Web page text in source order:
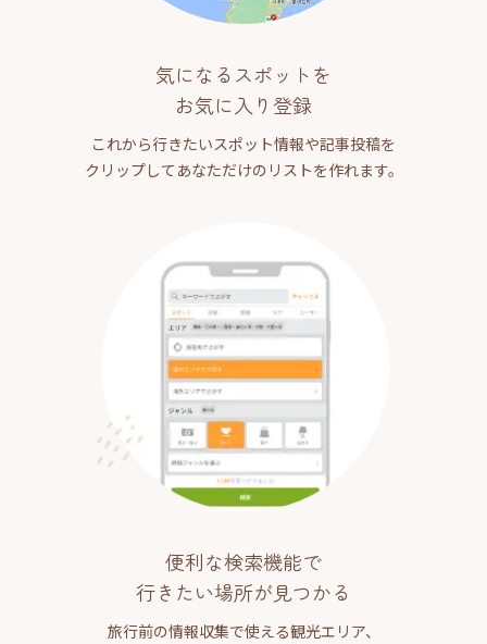
気になるスポットを
お気に入り登録
これから行きたいスポット情報や記事投稿を
クリップしてあなただけのリストを作れます。
便利な検索機能で
行きたい場所が見つかる
旅行前の情報収集で使える観光エリア、